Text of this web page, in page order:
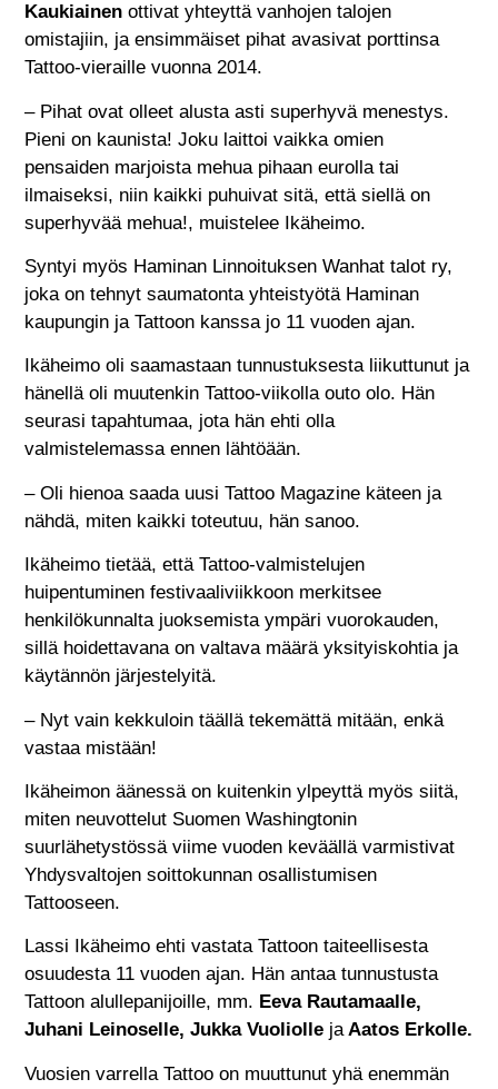
Kaukiainen ottivat yhteyttä vanhojen talojen
omistajiin, ja ensimmäiset pihat avasivat porttinsa
Tattoo-vieraille vuonna 2014.
– Pihat ovat olleet alusta asti superhyvä menestys.
Pieni on kaunista! Joku laittoi vaikka omien
pensaiden marjoista mehua pihaan eurolla tai
ilmaiseksi, niin kaikki puhuivat sitä, että siellä on
superhyvää mehua!, muistelee Ikäheimo.
Syntyi myös Haminan Linnoituksen Wanhat talot ry,
joka on tehnyt saumatonta yhteistyötä Haminan
kaupungin ja Tattoon kanssa jo 11 vuoden ajan.
Ikäheimo oli saamastaan tunnustuksesta liikuttunut ja
hänellä oli muutenkin Tattoo-viikolla outo olo. Hän
seurasi tapahtumaa, jota hän ehti olla
valmistelemassa ennen lähtöään.
– Oli hienoa saada uusi Tattoo Magazine käteen ja
nähdä, miten kaikki toteutuu, hän sanoo.
Ikäheimo tietää, että Tattoo-valmistelujen
huipentuminen festivaaliviikkoon merkitsee
henkilökunnalta juoksemista ympäri vuorokauden,
sillä hoidettavana on valtava määrä yksityiskohtia ja
käytännön järjestelyitä.
– Nyt vain kekkuloin täällä tekemättä mitään, enkä
vastaa mistään!
Ikäheimon äänessä on kuitenkin ylpeyttä myös siitä,
miten neuvottelut Suomen Washingtonin
suurlähetystössä viime vuoden keväällä varmistivat
Yhdysvaltojen soittokunnan osallistumisen
Tattooseen.
Lassi Ikäheimo ehti vastata Tattoon taiteellisesta
osuudesta 11 vuoden ajan. Hän antaa tunnustusta
Tattoon alullepanijoille, mm. Eeva Rautamaalle,
Juhani Leinoselle, Jukka Vuoliolle jaAatos Erkolle.
Vuosien varrella Tattoo on muuttunut yhä enemmän